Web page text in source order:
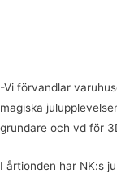
-Vi förvandlar
magiska
grundare och vd för
I årtionden har NK:s